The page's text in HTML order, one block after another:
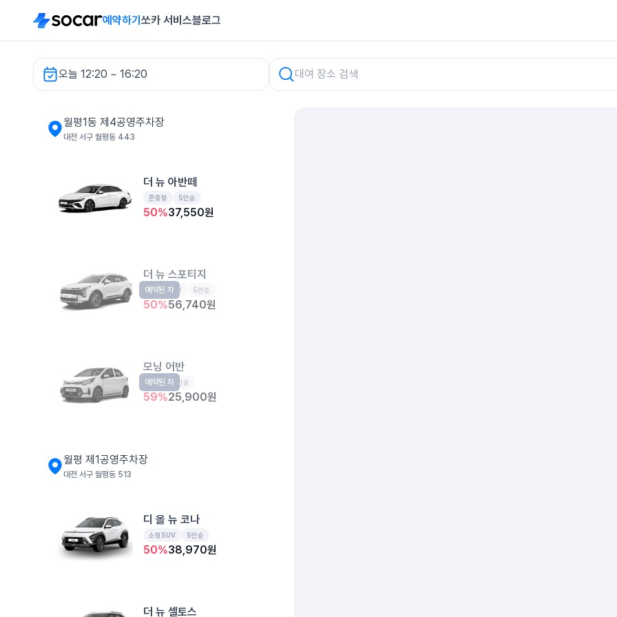
예약하기 쏘카 서비스블로그
오늘 12:20 ~ 16:20
월평1동 제4공영주차장 렌터카
월평1동 제4공영주차장
대전 서구 월평동 443
더 뉴 아반떼
준중형 5인승
50%37,550원
더 뉴 스포티지
준중형SUV 5인승
50%56,740원
예약된 차
모닝 어반
경형 5인승
59%25,900원
예약된 차
월평 제1공영주차장
대전 서구 월평동 513
디 올 뉴 코나
소형SUV 5인승
50%38,970원
더 뉴 셀토스